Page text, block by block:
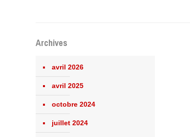
Archives
avril 2026
avril 2025
octobre 2024
juillet 2024